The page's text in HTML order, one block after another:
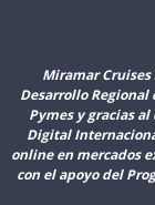
Miramar Cruises
Desarrollo
Pymes y gracias
Digital
online en mercados
con el apoyo del